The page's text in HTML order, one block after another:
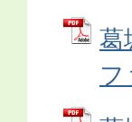
葛
フ